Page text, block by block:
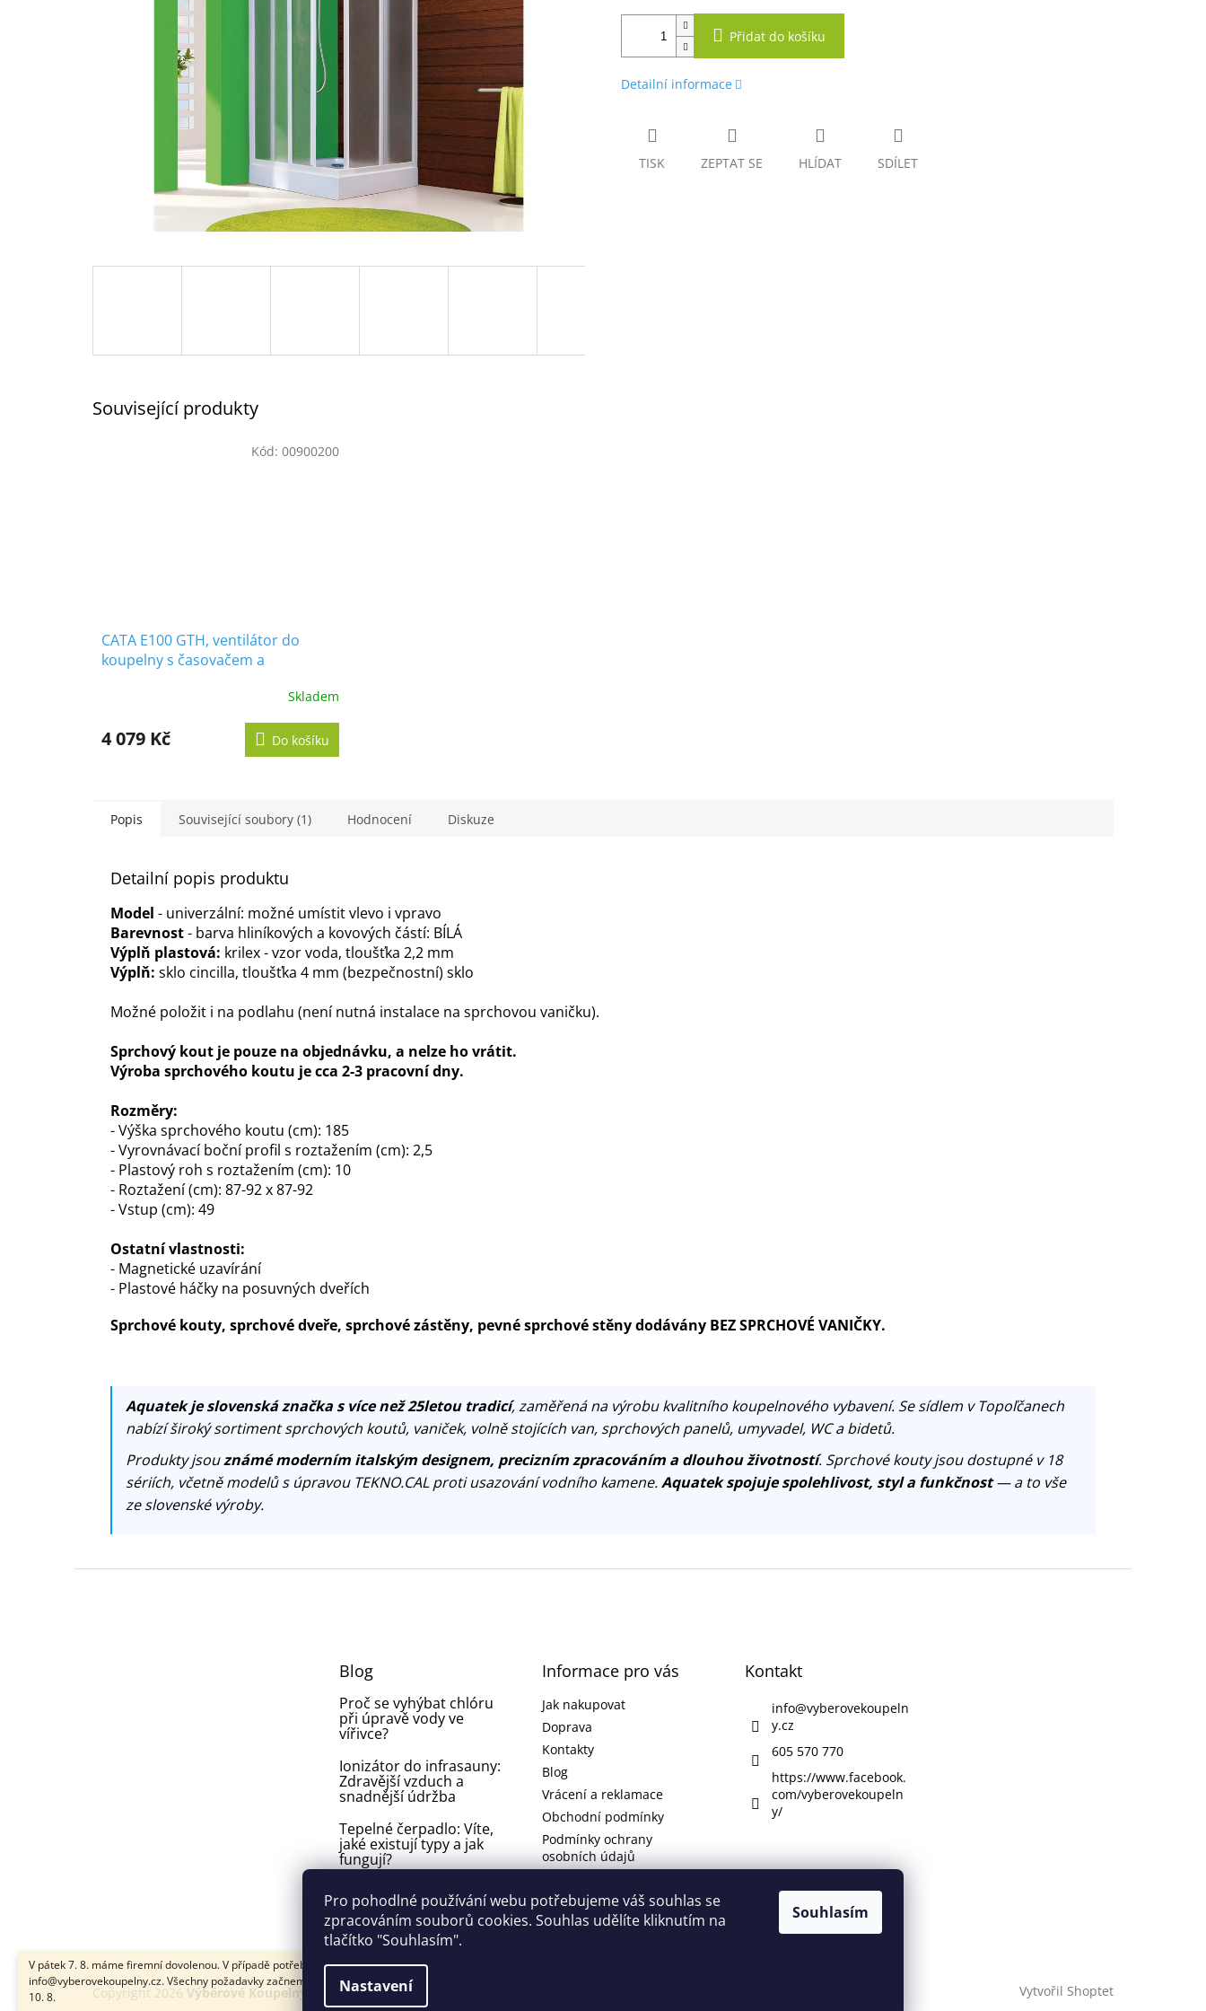
Pro pohodlné používání webu potřebujeme váš souhlas se
zpracováním souborů cookies. Souhlas udělíte kliknutím na
tlačítko "Souhlasím".
Nastavení
Souhlasím
V pátek 7. 8. máme firemní dovolenou. V případě potřeby nám napište na
info@vyberovekoupelny.cz. Všechny požadavky začneme vyřizovat v pondělí
10. 8.
Přidat do košíku
Detailní informace
TISK ZEPTAT SE HLÍDAT SDÍLET
Související produkty
CATA E100 GTH, ventilátor do
koupelny s časovačem a
produktu
je
hvězdiček.
Skladem
4 079 Kč Do košíku
Kód: 00900200
Popis Související soubory (1) Hodnocení Diskuze
Detailní popis produktu
Model - univerzální: možné umístit vlevo i vpravo
Barevnost- barva hliníkových a kovových částí: BÍLÁ
Výplň plastová: krilex - vzor voda, tloušťka 2,2 mm
Výplň: sklo cincilla, tloušťka 4 mm (bezpečnostní) sklo
Možné položit i na podlahu (není nutná instalace na sprchovou vaničku).
Sprchový kout je pouze na objednávku, a nelze ho vrátit.
Výroba sprchového koutu je cca 2-3 pracovní dny.
Rozměry:
- Výška sprchového koutu (cm): 185
- Vyrovnávací boční profil s roztažením (cm): 2,5
- Plastový roh s roztažením (cm): 10
- Roztažení (cm): 87-92 x 87-92
- Vstup (cm): 49
Ostatní vlastnosti:
- Magnetické uzavírání
- Plastové háčky na posuvných dveřích
Sprchové kouty, sprchové dveře, sprchové zástěny, pevné sprchové stěny dodávány BEZ SPRCHOVÉ VANIČKY.
Aquatek je slovenská značka s více než 25letou tradicí, zaměřená na výrobu kvalitního koupelnového vybavení. Se sídlem v Topoľčanech
nabízí široký sortiment sprchových koutů, vaniček, volně stojících van, sprchových panelů, umyvadel, WC a bidetů.
Produkty jsouznámé moderním italským designem, precizním zpracováním a dlouhou životností. Sprchové kouty jsou dostupné v 18
sériích, včetně modelů s úpravou TEKNO.CAL proti usazování vodního kamene.Aquatek spojuje spolehlivost, styl a funkčnost— a to vše
ze slovenské výroby.
Blog
Proč se vyhýbat chlóru
při úpravě vody ve
vířivce?
Ionizátor do infrasauny:
Zdravější vzduch a
snadnější údržba
Tepelné čerpadlo: Víte,
jaké existují typy a jak
fungují?
Plíseň v koupelně nebo
ve vířivce: jak se jí
vyhnout a odstranit ji?
Informace pro vás
Jak nakupovat
Doprava
Kontakty
Blog
Vrácení a reklamace
Obchodní podmínky
Podmínky ochrany
osobních údajů
Kontakt
info@vyberovekoupeln
y.cz
605 570 770
https://www.facebook.
com/vyberovekoupeln
y/
Vytvořil Shoptet
Copyright 2026 Výběrové Koupelny . Všechna práva vyhrazena.